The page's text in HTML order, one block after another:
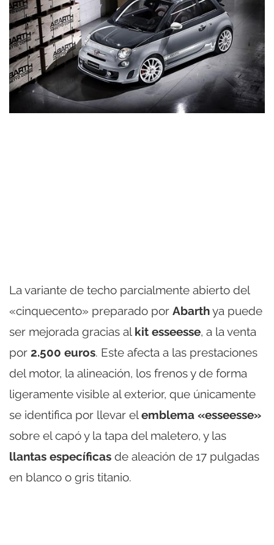
La variante de techo parcialmente abierto del
«cinquecento» preparado por Abarthya puede
ser mejorada gracias al kit esseesse, a la venta
por 2.500 euros. Este afecta a las prestaciones
del motor, la alineación, los frenos y de forma
ligeramente visible al exterior, que únicamente
se identifica por llevar elemblema «esseesse»
sobre el capó y la tapa del maletero, y las
llantas específicas de aleación de 17 pulgadas
en blanco o gris titanio.